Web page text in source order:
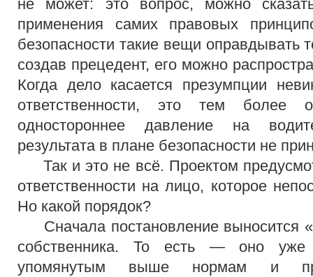
не может: это вопрос, можно
применения самих правовых
безопасности такие вещи оправдывать
создав прецедент, его можно
Когда дело касается презумпции
ответственности, это тем
одностороннее давление на
результата в плане безопасности не
Так и это не всё. Проектом
ответственности на лицо, которое
Но какой порядок?
Сначала постановление выносится
собственника. То есть — оно уже
упомянутым выше нормам и